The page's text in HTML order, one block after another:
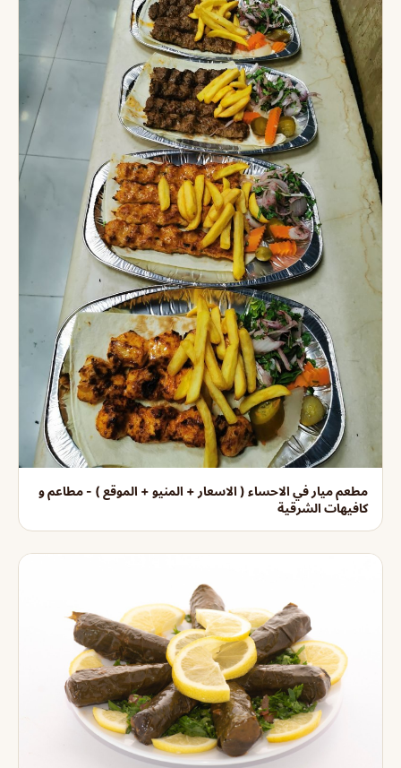
مطعم ميار في الاحساء ( الاسعار + المنيو + الموقع ) - مطاعم و
كافيهات الشرقية